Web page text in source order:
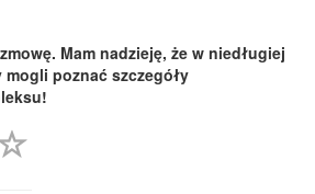
Mam nadzieję, że w niedługiej
poznać szczegóły